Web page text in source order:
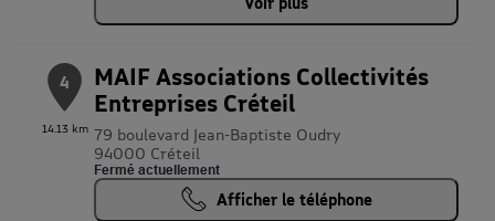
4
14.13 km
MAIF Associations Collectivités
Entreprises Créteil
79 boulevard Jean-Baptiste Oudry
94000 Créteil
Fermé actuellement
Afficher le téléphone